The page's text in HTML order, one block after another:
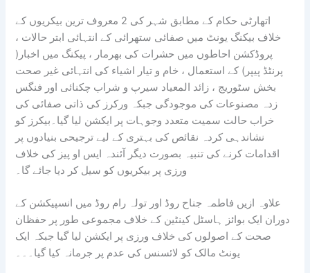
اتھارٹی حکام کے مطابق شہر کی 2 معروف ترین بیکریوں کے
خلاف بیکنگ یونٹ میں صفائی ستھرائی کے انتہائی ابتر حالات ،
پروڈکشن احاطوں میں حشرات کی بھرمار ، پیکنگ میں اخبار(
پرنٹڈ پیپر) کے استعمال ، خام و تیار اشیاء کی انتہائی غیر صحت
بخش سٹوریج ، زائد المعیاد سیرپ و شراب چکنائی اور فنگس
زدہ مصنوعات کی موجودگی جبکہ ورکرز کی ذاتی صفائی کی
خراب حالت سمیت متعدد وجوہات پر ایکشن لیا گیا۔بیکرز کو
نشاندہی کردہ نقائص کی بہتری کے لیے ترجیحی بنیادوں پر
اقدامات کرنے کی تنبیہ بصورت دیگر آئندہ ایس او پیز کی خلاف
ورزی پر بیکریوں کو سیل کر دیا جائے گا۔
علاوہ ازیں فاطمہ جناح روڈ اور تولہ رام روڈ میں انسپیکشن کے
دوران ایک بوائز ہاسٹل کینٹین کے خلاف مجموعی طور پر حفظان
صحت کے اصولوں کی خلاف ورزی پر ایکشن لیا گیا جبکہ ایک
یونٹ مالک کو لائسنس کی عدم پر جرمانہ کیا گیا۔۔۔